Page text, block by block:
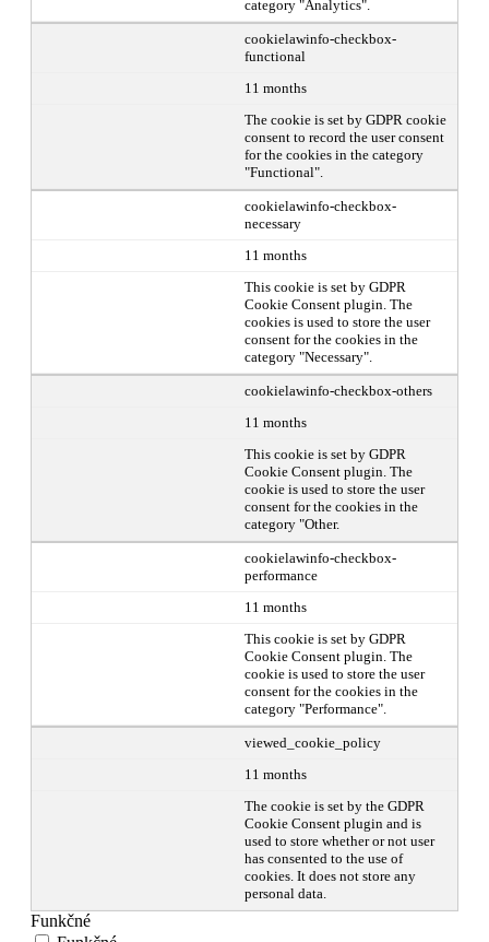
category "Analytics".
cookielawinfo-checkbox-
functional
11 months
The cookie is set by GDPR cookie
consent to record the user consent
for the cookies in the category
"Functional".
cookielawinfo-checkbox-
necessary
11 months
This cookie is set by GDPR
Cookie Consent plugin. The
cookies is used to store the user
consent for the cookies in the
category "Necessary".
cookielawinfo-checkbox-others
11 months
This cookie is set by GDPR
Cookie Consent plugin. The
cookie is used to store the user
consent for the cookies in the
category "Other.
cookielawinfo-checkbox-
performance
11 months
This cookie is set by GDPR
Cookie Consent plugin. The
cookie is used to store the user
consent for the cookies in the
category "Performance".
viewed_cookie_policy
11 months
The cookie is set by the GDPR
Cookie Consent plugin and is
used to store whether or not user
has consented to the use of
cookies. It does not store any
personal data.
Funkčné